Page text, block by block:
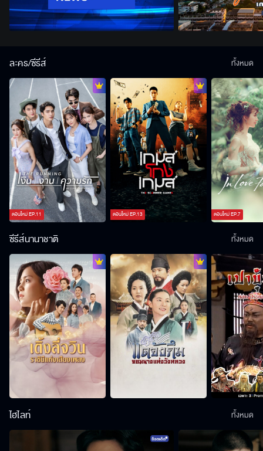
ละคร/ซีรีส์
ตอนใหม่EP.11 ตอนใหม่EP.13 ตอนใหม่EP.7
ทั้งหมด
ซีรีส์นานาชาติ ทั้งหมด
ไฮไลท์ ทั้งหมด